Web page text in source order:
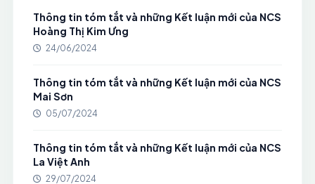
Thông tin tóm tắt và những Kết luận mới của NCS
Hoàng Thị Kim Ưng
24/06/2024
Thông tin tóm tắt và những Kết luận mới của NCS
Mai Sơn
05/07/2024
Thông tin tóm tắt và những Kết luận mới của NCS
La Việt Anh
29/07/2024